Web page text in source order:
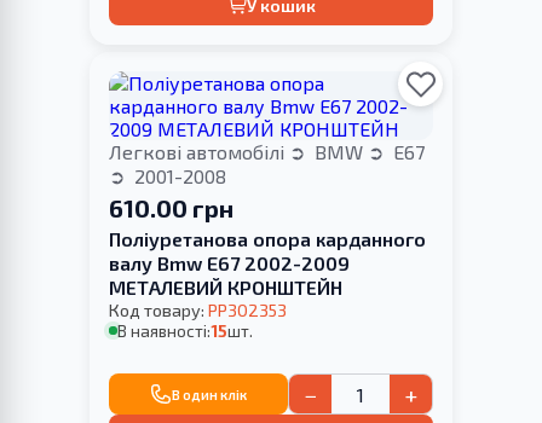
У кошик
Легкові автомобілі BMW
E67
2001-2008
610.00 грн
Поліуретанова опора карданного
валу Bmw E67 2002-2009
МЕТАЛЕВИЙ КРОНШТЕЙН
Код товару: PP302353
В наявності:15шт.
В один клік − +